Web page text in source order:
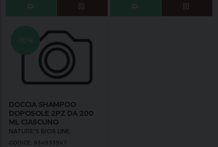
DOCCIA SHAMPOO
DOPOSOLE 2PZ DA 200
ML CIASCUNO
NATURE'S BIOS LINE
CODICE: 934933947